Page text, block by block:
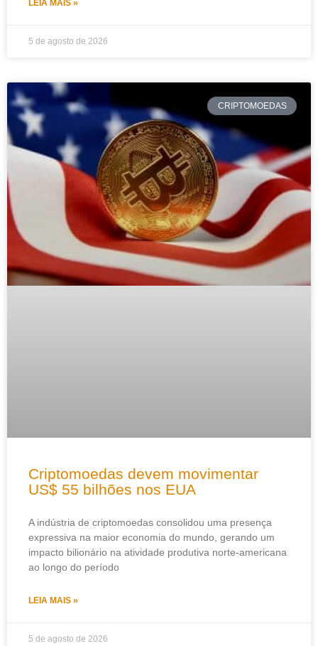
LEIA MAIS »
5 de agosto de 2026
CRIPTOMOEDAS
Criptomoedas devem movimentar
US$ 55 bilhões nos EUA
A indústria de criptomoedas consolidou uma presença
expressiva na maior economia do mundo, gerando um
impacto bilionário na atividade produtiva norte-americana
ao longo do período
LEIA MAIS »
5 de agosto de 2026